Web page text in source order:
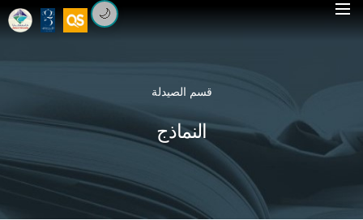
🌙
قسم الصيدلة
النماذج